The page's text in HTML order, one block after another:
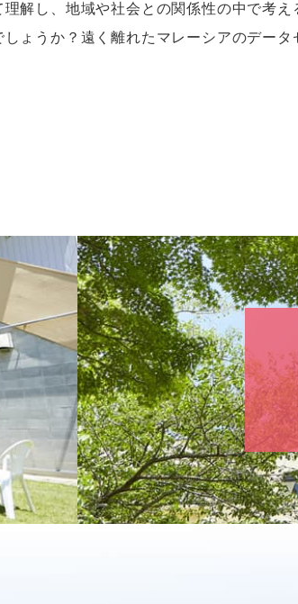
解し、地域や社会との関係性の中で考え
ょうか？遠く離れたマレーシアのデータ